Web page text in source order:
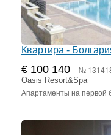
Квартира -
€ 100 140 №
Oasis Resort&Spa
Апартаменты на первой